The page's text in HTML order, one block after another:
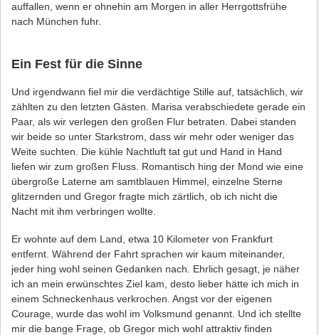
auffallen, wenn er ohnehin am Morgen in aller Herrgottsfrühe
nach München fuhr.
Ein Fest für die Sinne
Und irgendwann fiel mir die verdächtige Stille auf, tatsächlich, wir
zählten zu den letzten Gästen. Marisa verabschiedete gerade ein
Paar, als wir verlegen den großen Flur betraten. Dabei standen
wir beide so unter Starkstrom, dass wir mehr oder weniger das
Weite suchten. Die kühle Nachtluft tat gut und Hand in Hand
liefen wir zum großen Fluss. Romantisch hing der Mond wie eine
übergroße Laterne am samtblauen Himmel, einzelne Sterne
glitzernden und Gregor fragte mich zärtlich, ob ich nicht die
Nacht mit ihm verbringen wollte.
Er wohnte auf dem Land, etwa 10 Kilometer von Frankfurt
entfernt. Während der Fahrt sprachen wir kaum miteinander,
jeder hing wohl seinen Gedanken nach. Ehrlich gesagt, je näher
ich an mein erwünschtes Ziel kam, desto lieber hätte ich mich in
einem Schneckenhaus verkrochen. Angst vor der eigenen
Courage, wurde das wohl im Volksmund genannt. Und ich stellte
mir die bange Frage, ob Gregor mich wohl attraktiv finden